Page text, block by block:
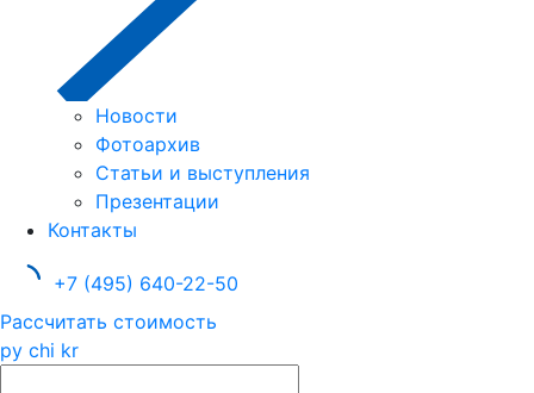
Новости
Фотоархив
Статьи и выступления
Презентации
Контакты
+7 (495) 640-22-50
Рассчитать стоимость
ру chi kr